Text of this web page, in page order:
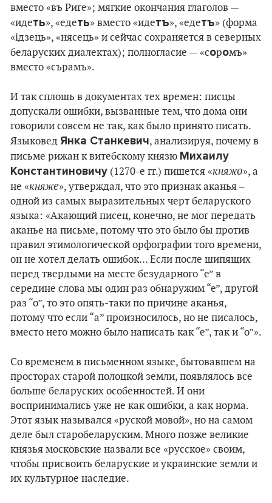
вместо «въ Риге»; мягкие окончания глаголов —
«идеть», «едеть» вместо «идетъ», «едетъ» (форма
«ідзець», «нясець» и сейчас сохраняется в северных
беларуских диалектах); полногласие — «соромъ»
вместо «сърамъ».
И так сплошь в документах тех времен: писцы
допускали ошибки, вызванные тем, что дома они
говорили совсем не так, как было принято писать.
Языковед Янка Станкевич, анализируя, почему в
письме рижан к витебскому князю Михаилу
Константиновичу (1270-е гг.) пишется «княжо», а
не «княже», утверждал, что это признак аканья –
одной из самых выразительных черт беларуского
языка: «Акающий писец, конечно, не мог передать
аканье на письме, потому что это было бы против
правил этимологической орфографии того времени,
он не хотел делать ошибок... Если после шипящих
перед твердыми на месте безударного “е” в
середине слова мы один раз обнаружим “е”, другой
раз “о”, то это опять-таки по причине аканья,
потому что если “а” произносилось, но не писалось,
вместо него можно было написать как “е”, так и “о”».
Со временем в письменном языке, бытовавшем на
просторах старой полоцкой земли, появлялось все
больше беларуских особенностей. И они
воспринимались уже не как ошибки, а как норма.
Этот язык назывался «руской мовой», но на самом
деле был старобеларуским. Много позже великие
князья московские назвали все «русское» своим,
чтобы присвоить беларуские и украинские земли и
их культурное наследие.